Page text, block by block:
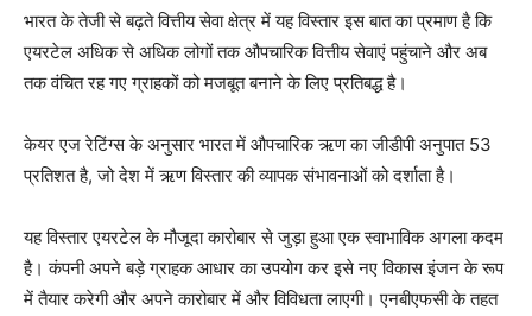
भारत के तेजी से बढ़ते वित्तीय सेवा क्षेत्र में यह विस्तार इस बात का प्रमाण है कि
एयरटेल अधिक से अधिक लोगों तक औपचारिक वित्तीय सेवाएं पहुंचाने और अब
तक वंचित रह गए ग्राहकों को मजबूत बनाने के लिए प्रतिबद्ध है।
केयर एज रेटिंग्स के अनुसार भारत में औपचारिक ऋण का जीडीपी अनुपात 53
प्रतिशत है, जो देश में ऋण विस्तार की व्यापक संभावनाओं को दर्शाता है।
यह विस्तार एयरटेल के मौजूदा कारोबार से जुड़ा हुआ एक स्वाभाविक अगला कदम
है। कंपनी अपने बड़े ग्राहक आधार का उपयोग कर इसे नए विकास इंजन के रूप
में तैयार करेगी और अपने कारोबार में और विविधता लाएगी। एनबीएफसी के तहत